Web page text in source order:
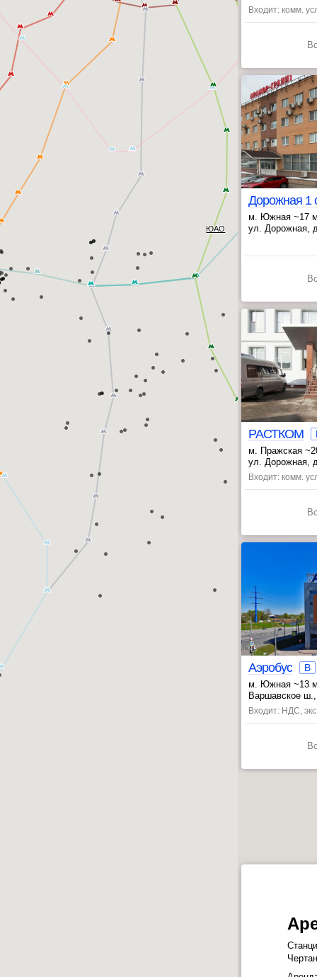
ЮАО
Входит: комм.
м. Южная ~17
, Верхние
ул. Дорожная,
РАСТКОМ
м. Пражская
,ул. Дорожная,
Входит: комм.
Аэробус B
м. Южная ~13
,Варшавское
Входит: НДС,